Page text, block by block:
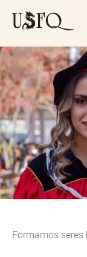
Previous
Formamos